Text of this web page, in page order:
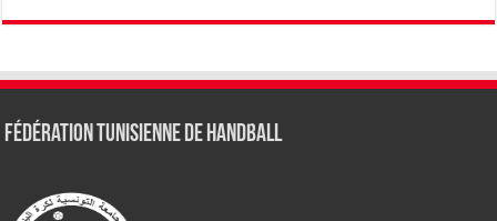
Fédération tunisienne de Handball